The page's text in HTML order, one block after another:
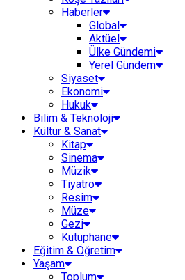
Haberler
Global
Aktüel
Ülke Gündemi
Yerel Gündem
Siyaset
Ekonomi
Hukuk
Bilim & Teknoloji
Kültür & Sanat
Kitap
Sinema
Müzik
Tiyatro
Resim
Müze
Gezi
Kütüphane
Eğitim & Öğretim
Yaşam
Toplum